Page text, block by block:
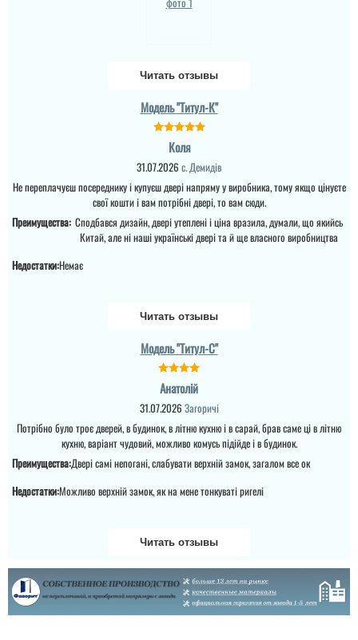
бюджету и по покрытию
солнце и более менее
сдесь хорошие у...
читати всі відгуки
Шукали двері в тамбур і
щоб більше попадало
світла і видно було хто
прийшов, це варіант
дуже надійний для
декілька квартир, ручка
фото. Але це навпаки
двері виявились блище
до темно-коричневого
надійне, далі
Замовляла через нову
почту, двері
сподобались, модель
хороша, покриття
переливається. Двері
прийшли на слідуючий
Спасибо за двери и
установку, гоп ришлось
надеюсь оно того стоит.
Читать отзывы
Модель "Титул-К"
Коля
31.07.2026 с. Демидів
Не переплачуєш посереднику і купуєш двері напряму у виробника, тому якщо цінуєте
свої кошти і вам потрібні двері, то вам сюди.
Преимущества: Сподбався дизайн, двері утеплені і ціна вразила, думали, що якийсь
Китай, але ні наші українські двері та й ще власного виробництва
Недостатки:Немає
Читать отзывы
Модель "Титул-C"
Анатолій
31.07.2026 Загоричі
Потрібно було троє дверей, в будинок, в літню кухню і в сарай, брав саме ці в літню
кухню, варіант чудовий, можливо комусь підійде і в будинок.
Преимущества:Двері самі непогані, слабувати верхній замок, загалом все ок
Недостатки:Можливо верхній замок, як на мене тонкуваті ригелі
Читать отзывы